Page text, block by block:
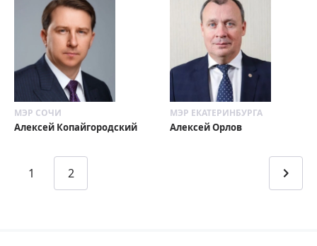
МЭР СОЧИ
Алексей Копайгородский
МЭР ЕКАТЕРИНБУРГА
Алексей Орлов
1 2